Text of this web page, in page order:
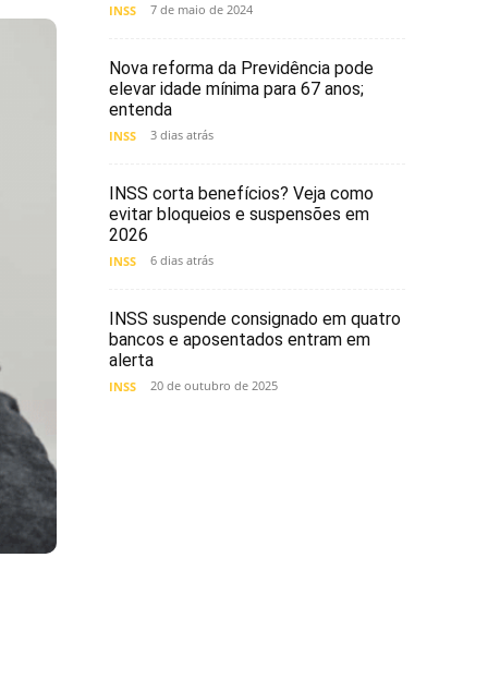
INSS 7 de maio de 2024
Nova reforma da Previdência pode
elevar idade mínima para 67 anos;
entenda
INSS 3 dias atrás
INSS corta benefícios? Veja como
evitar bloqueios e suspensões em
2026
INSS 6 dias atrás
INSS suspende consignado em quatro
bancos e aposentados entram em
alerta
INSS 20 de outubro de 2025